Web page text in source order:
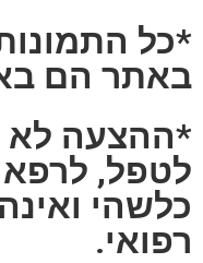
*כל
באתר הם
*ההצעה לא
לטפל,
כלשהי
רפואי.